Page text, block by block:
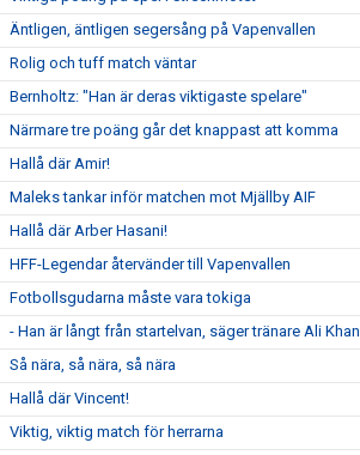
Äntligen, äntligen segersång på Vapenvallen
Rolig och tuff match väntar
Bernholtz: "Han är deras viktigaste spelare"
Närmare tre poäng går det knappast att komma
Hallå där Amir!
Maleks tankar inför matchen mot Mjällby AIF
Hallå där Arber Hasani!
HFF-Legendar återvänder till Vapenvallen
Fotbollsgudarna måste vara tokiga
- Han är långt från startelvan, säger tränare Ali Khan
Så nära, så nära, så nära
Hallå där Vincent!
Viktig, viktig match för herrarna